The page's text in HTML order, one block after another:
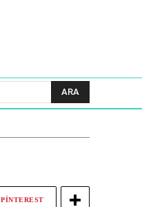
ARA
PINTEREST